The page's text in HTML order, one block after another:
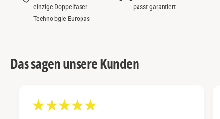
einzige Doppelfaser-
Technologie Europas
passt garantiert
Das sagen unsere Kunden